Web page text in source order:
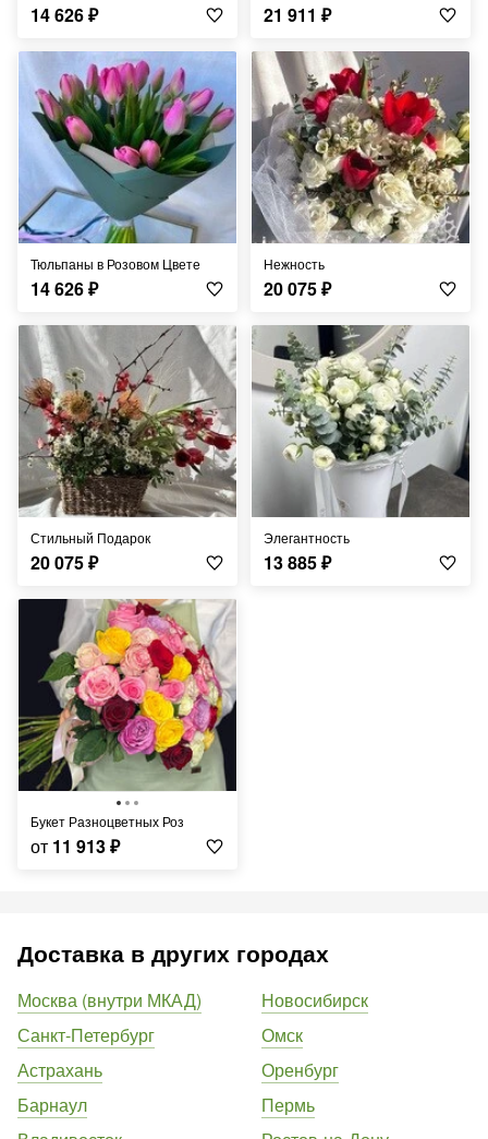
14 626₽ 21 911 ₽
Тюльпаны в Розовом Цвете
14 626₽
Нежность
20 075₽
Стильный Подарок
20 075₽
Элегантность
13 885₽
Букет Разноцветных Роз
от 11 913₽
Доставка в других городах
Москва (внутри МКАД)
Санкт-Петербург
Астрахань
Барнаул
Новосибирск
Омск
Оренбург
Пермь